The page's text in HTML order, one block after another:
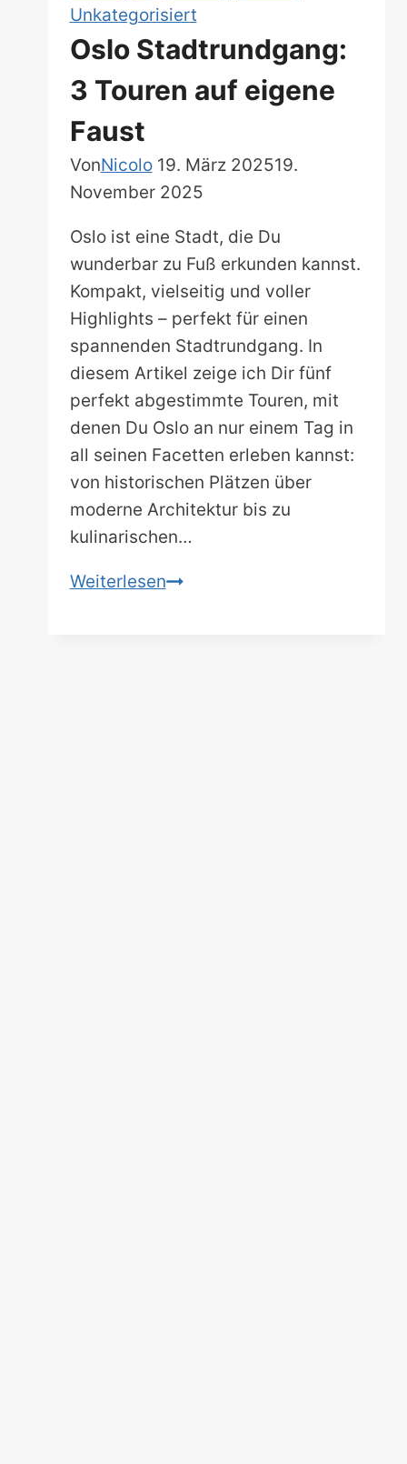
Unkategorisiert
Oslo Stadtrundgang:
3 Touren auf eigene
Faust
VonNicolo 19. März 202519.
November 2025
Oslo ist eine Stadt, die Du
wunderbar zu Fuß erkunden kannst.
Kompakt, vielseitig und voller
Highlights – perfekt für einen
spannenden Stadtrundgang. In
diesem Artikel zeige ich Dir fünf
perfekt abgestimmte Touren, mit
denen Du Oslo an nur einem Tag in
all seinen Facetten erleben kannst:
von historischen Plätzen über
moderne Architektur bis zu
kulinarischen…
WeiterlesenOslo